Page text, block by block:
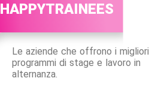
HAPPYTRAINEES
Le aziende che offrono i migliori
programmi di stage e lavoro in
alternanza.